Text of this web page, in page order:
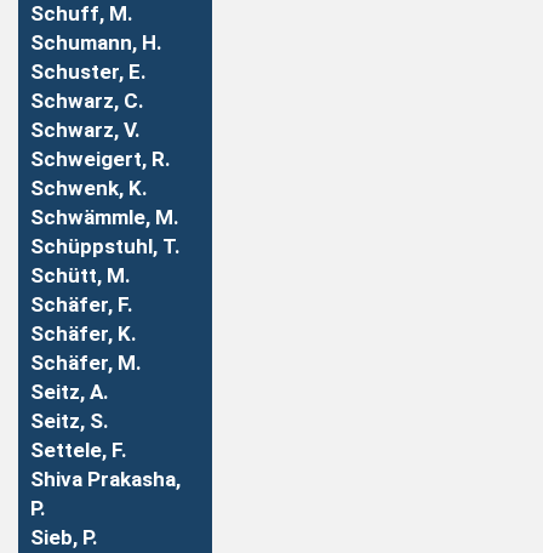
Schuff, M.
Schumann, H.
Schuster, E.
Schwarz, C.
Schwarz, V.
Schweigert, R.
Schwenk, K.
Schwämmle, M.
Schüppstuhl, T.
Schütt, M.
Schäfer, F.
Schäfer, K.
Schäfer, M.
Seitz, A.
Seitz, S.
Settele, F.
Shiva Prakasha,
P.
Sieb, P.